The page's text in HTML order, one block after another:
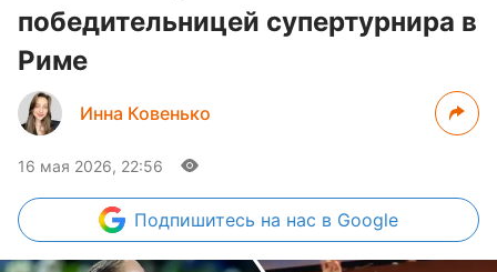
победительницей супертурнира в
Риме
Инна Ковенько
16 мая 2026, 22:56
Подпишитесь на нас в Google